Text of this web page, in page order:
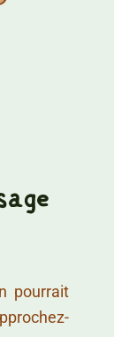
pourrait